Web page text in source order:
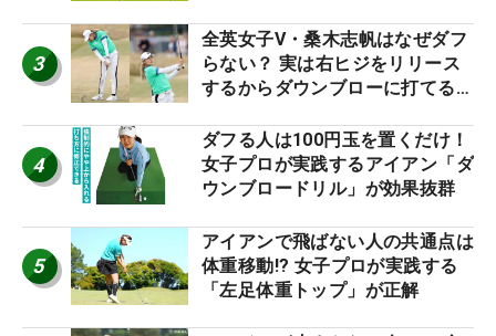
3
全英女子V・桑木志帆はなぜダフ
らない？ 実は右ヒジをリリース
するからダウンブローに打てる #
4
ダフる人は100円玉を置くだけ！
女子プロが実践するアイアン「ダ
ウンブロードリル」が効果抜群
5
アイアンで飛ばない人の共通点は
体重移動!? 女子プロが実践する
「左足体重トップ」が正解